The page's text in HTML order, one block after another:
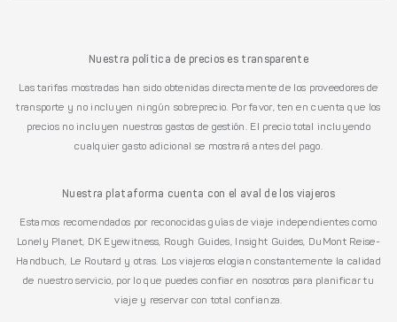
Nuestra política de precios es transparente
Las tarifas mostradas han sido obtenidas directamente de los proveedores de
transporte y no incluyen ningún sobreprecio. Por favor, ten en cuenta que los
precios no incluyen nuestros gastos de gestión. El precio total incluyendo
cualquier gasto adicional se mostrará antes del pago.
Nuestra plataforma cuenta con el aval de los viajeros
Estamos recomendados por reconocidas guías de viaje independientes como
Lonely Planet, DK Eyewitness, Rough Guides, Insight Guides, DuMont Reise-
Handbuch, Le Routard y otras. Los viajeros elogian constantemente la calidad
de nuestro servicio, por lo que puedes confiar en nosotros para planificar tu
viaje y reservar con total confianza.